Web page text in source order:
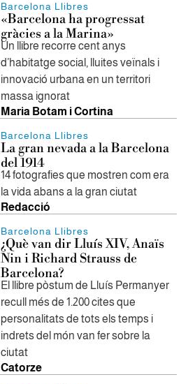
Barcelona Llibres
«Barcelona ha progressat
gràcies a la Marina»
Un llibre recorre cent anys
d’habitatge social, lluites veïnals i
innovació urbana en un territori
massa ignorat
Maria Botam i Cortina
Barcelona Llibres
La gran nevada a la Barcelona
del 1914
14 fotografies que mostren com era
la vida abans a la gran ciutat
Redacció
Barcelona Llibres
¿Què van dir Lluís XIV, Anaïs
Nin i Richard Strauss de
Barcelona?
El llibre pòstum de Lluís Permanyer
recull més de 1.200 cites que
personalitats de tots els temps i
indrets del món van fer sobre la
ciutat
Catorze